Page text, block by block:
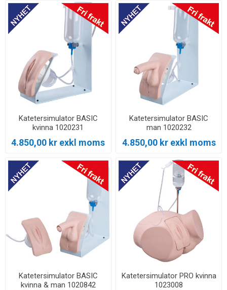
Katetersimulator BASIC
kvinna 1020231
4.850,00 kr exkl moms
Katetersimulator BASIC
man 1020232
4.850,00 kr exkl moms
Katetersimulator BASIC
kvinna & man 1020842
Katetersimulator PRO kvinna
1023008